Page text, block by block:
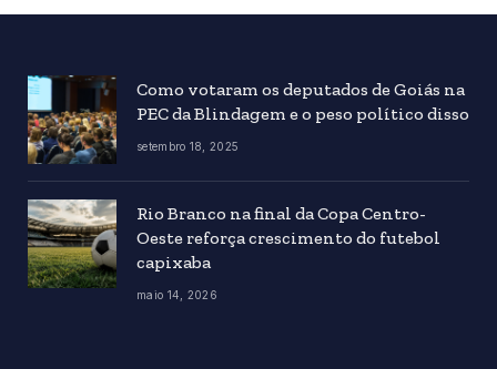
Como votaram os deputados de Goiás na
PEC da Blindagem e o peso político disso
setembro 18, 2025
Rio Branco na final da Copa Centro-
Oeste reforça crescimento do futebol
capixaba
maio 14, 2026